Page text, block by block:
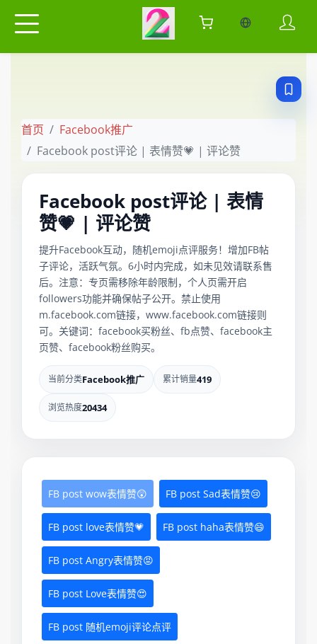
当前语言：中
首页
Facebook推广
Facebook post评论 | 表情赞💗 | 评论赞
Facebook post评论 | 表情
赞💗 | 评论赞
提升Facebook互动，随机emoji点评服务！增加FB帖
子评论，活跃气氛。6小时内完成，如未见效请联系售
后。注意：专页需移除年龄限制，个人页需开启
followers功能并确保帖子公开。禁止使用
m.facebook.com链接，www.facebook.com链接则
可。关键词：facebook买粉丝、fb点赞、facebook主
页赞、facebook粉丝购买。
当前分类Facebook推广 累计销量419
浏览热度20434
FB post wow表情赞😲 FB post Sad表情赞😢
FB post love表情赞💗 FB post haha表情赞😄
FB post Angry表情赞😡
FB post Love表情赞😍
FB post 随机emoji评论点评